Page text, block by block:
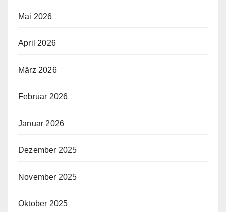
Mai 2026
April 2026
März 2026
Februar 2026
Januar 2026
Dezember 2025
November 2025
Oktober 2025